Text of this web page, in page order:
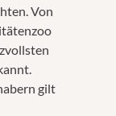
Von
gilt